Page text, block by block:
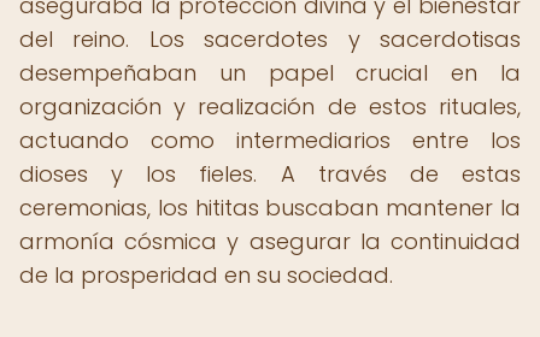
del reino. Los sacerdotes y sacerdotisas
desempeñaban un papel crucial en la
organización y realización de estos rituales,
actuando como intermediarios entre los
dioses y los fieles. A través de estas
ceremonias, los hititas buscaban mantener la
armonía cósmica y asegurar la continuidad
de la prosperidad en su sociedad.